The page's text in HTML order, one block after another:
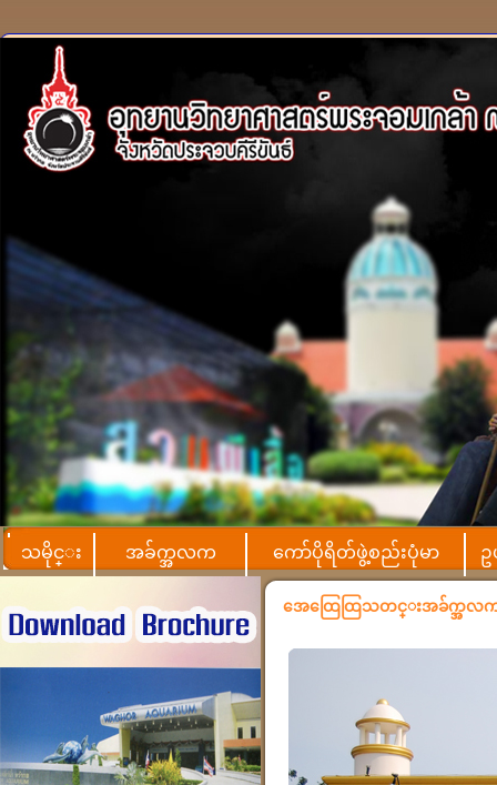
သမိုင္း အခ်က္အလက ကော်ပိုရိတ်ဖွဲ့စည်းပုံမာ
အေထြေထြသတင္းအခ်က္အလ